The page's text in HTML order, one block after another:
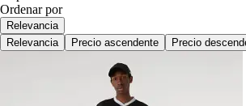
Ordenar por
Relevancia
Relevancia
Precio ascendente Precio